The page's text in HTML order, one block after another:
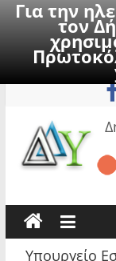
Για την
τον
to
Υπουργείο